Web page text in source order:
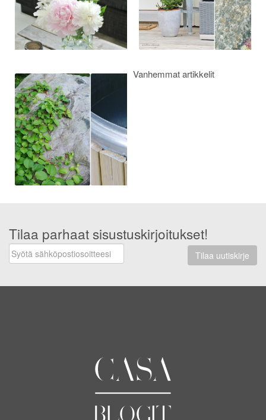
Vanhemmat artikkelit
Tilaa parhaat sisustuskirjoitukset!
Tilaa uutiskirje